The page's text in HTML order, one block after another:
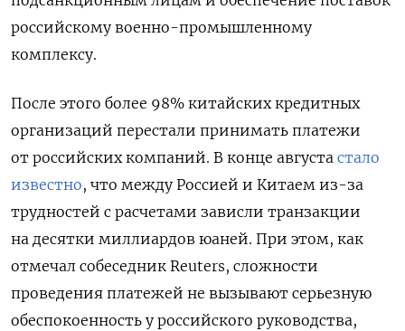
российскому военно-промышленному
комплексу.
После этого более 98% китайских кредитных
организаций перестали принимать платежи
от российских компаний. В конце августа стало
известно, что между Россией и Китаем из-за
трудностей с расчетами зависли транзакции
на десятки миллиардов юаней. При этом, как
отмечал собеседник Reuters, сложности
проведения платежей не вызывают серьезную
обеспокоенность у российского руководства,